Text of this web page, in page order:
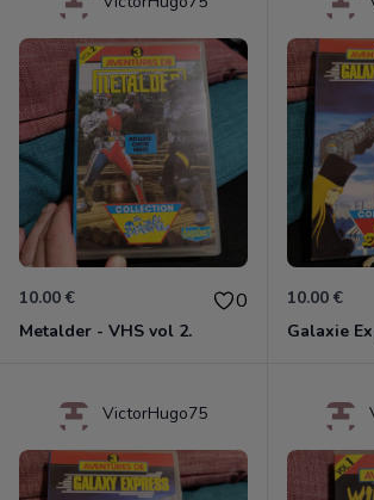
10.00 € 0
Metalder - VHS vol 2.
10.00 €
Galaxie
VictorHugo75